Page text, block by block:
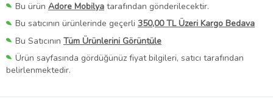
Bu ürün Adore Mobilya tarafından gönderilecektir.
Bu satıcının ürünlerinde geçerli 350,00 TL Üzeri Kargo Bedava
Bu Satıcının Tüm Ürünlerini Görüntüle
Ürün sayfasında gördüğünüz fiyat bilgileri, satıcı tarafından
belirlenmektedir.